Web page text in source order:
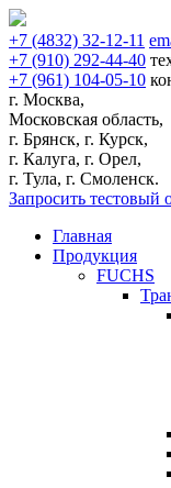
+7 (4832) 32-12-11
+7 (910) 292-44-40
+7 (961) 104-05-10
г. Москва,
Московская область,
г. Брянск, г. Курск,
г. Калуга, г. Орел,
г. Тула, г. Смоленск.
Запросить тестовый
Главная
Продукция
FUCHS